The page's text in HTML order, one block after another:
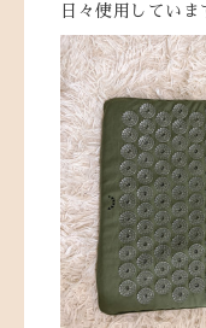
日々使用していま